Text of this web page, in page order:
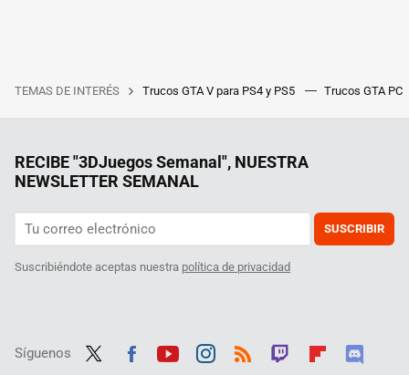
TEMAS DE INTERÉS Trucos GTA V para PS4 y PS5 Trucos GTA PC
RECIBE "3DJuegos Semanal", NUESTRA
NEWSLETTER SEMANAL
SUSCRIBIR
Suscribiéndote aceptas nuestra política de privacidad
Síguenos